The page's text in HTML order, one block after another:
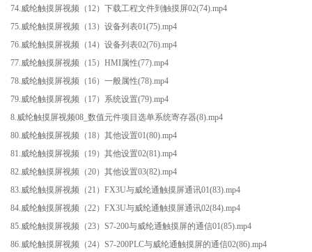
74.威纶触摸屏视频（12）下载工程文件到触摸屏02(74).mp4
75.威纶触摸屏视频（13）设备列表01(75).mp4
76.威纶触摸屏视频（14）设备列表02(76).mp4
77.威纶触摸屏视频（15）HMI属性(77).mp4
78.威纶触摸屏视频（16）一般属性(78).mp4
79.威纶触摸屏视频（17）系统设置(79).mp4
8.威纶触摸屏视频08_数值元件项目选单系统寄存器(8).mp4
80.威纶触摸屏视频（18）其他设置01(80).mp4
81.威纶触摸屏视频（19）其他设置02(81).mp4
82.威纶触摸屏视频（20）其他设置03(82).mp4
83.威纶触摸屏视频（21）FX3U与威纶通触摸屏通讯01(83).mp4
84.威纶触摸屏视频（22）FX3U与威纶通触摸屏通讯02(84).mp4
85.威纶触摸屏视频（23）S7-200与威纶通触摸屏的通信01(85).mp4
86.威纶触摸屏视频（24）S7-200PLC与威纶通触摸屏的通信02(86).mp4